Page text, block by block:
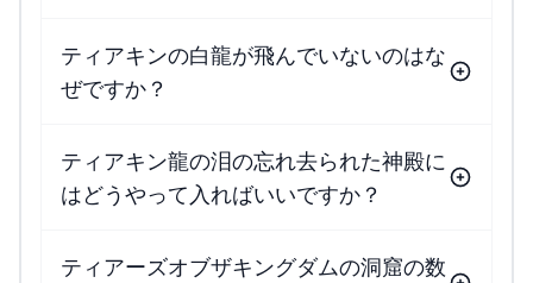
ティアキンの白龍が飛んでいないのはな
ぜですか？
ティアキン龍の泪の忘れ去られた神殿に
はどうやって入ればいいですか？
ティアーズオブザキングダムの洞窟の数